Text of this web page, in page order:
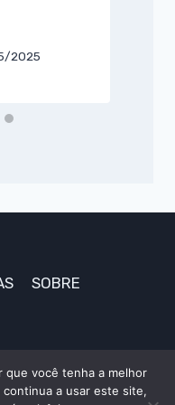
2025
SOBRE
que você tenha a melhor
a usar este site,